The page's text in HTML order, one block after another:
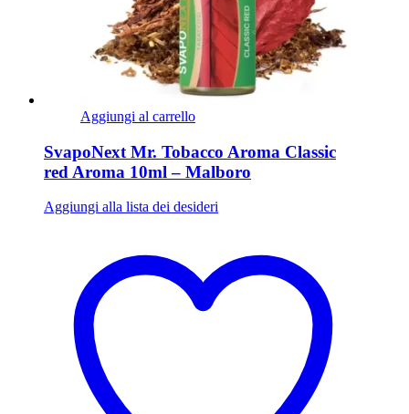
Aggiungi al carrello
SvapoNext Mr. Tobacco Aroma Classic
red Aroma 10ml – Malboro
Aggiungi alla lista dei desideri